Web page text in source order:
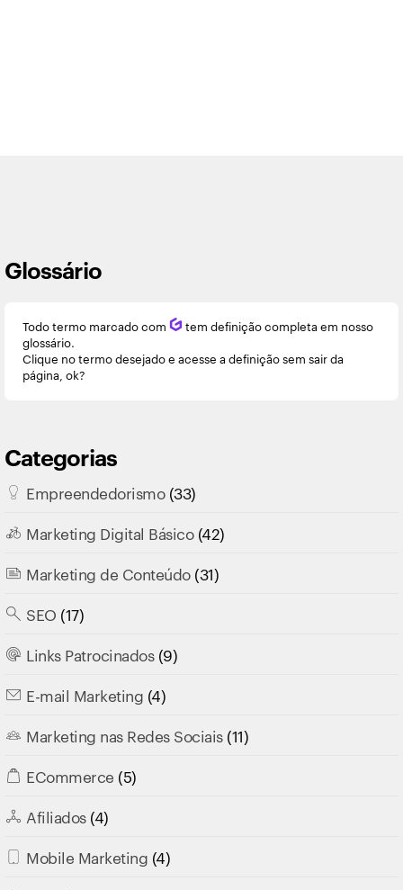
Glossário
Todo termo marcado com Q tem definição completa em nosso
glossário.
Clique no termo desejado e acesse a definição sem sair da
página, ok?
Categorias
Empreendedorismo(33)
Marketing Digital Básico(42)
Marketing de Conteúdo(31)
SEO (17)
Links Patrocinados(9)
E-mail Marketing (4)
Marketing nas Redes Sociais(11)
ECommerce (5)
Afiliados(4)
Mobile Marketing (4)